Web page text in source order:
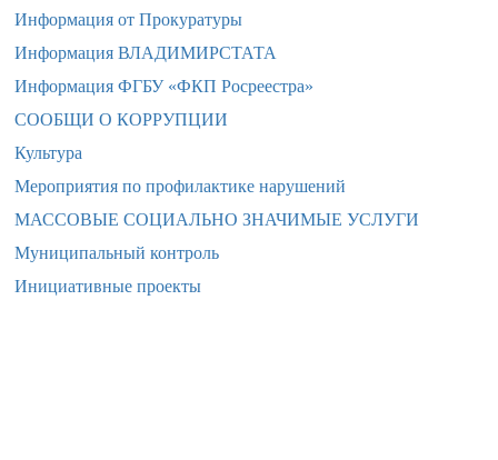
Информация от Прокуратуры
Информация ВЛАДИМИРСТАТА
Информация ФГБУ «ФКП Росреестра»
СООБЩИ О КОРРУПЦИИ
Культура
Мероприятия по профилактике нарушений
МАССОВЫЕ СОЦИАЛЬНО ЗНАЧИМЫЕ УСЛУГИ
Муниципальный контроль
Инициативные проекты